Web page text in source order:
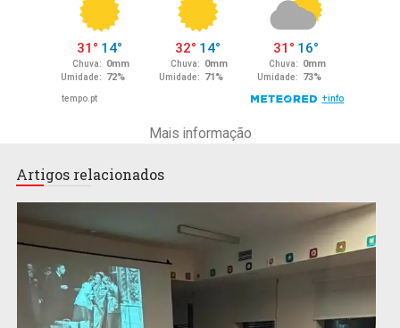
Mais informação
Artigos relacionados